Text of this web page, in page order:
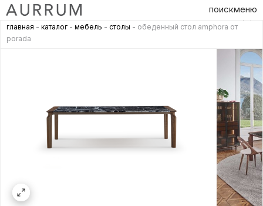
поискменю
главная - каталог - мебель - столы - обеденный стол amphora от
porada